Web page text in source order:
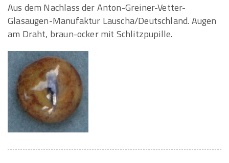
Aus dem Nachlass der Anton-Greiner-Vetter-
Glasaugen-Manufaktur Lauscha/Deutschland. Augen
am Draht, braun-ocker mit Schlitzpupille.